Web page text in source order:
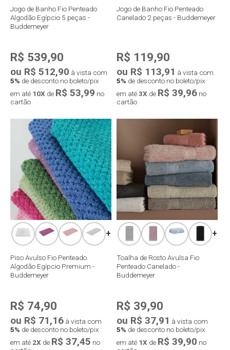
Jogo de Banho Fio Penteado
Algodão Egípcio 5 peças -
Buddemeyer
R$ 539,90
ou R$ 512,90 à vista com
5% de desconto no boleto/pix
em até 10X de R$ 53,99 no
cartão
Compra rápida
Jogo de Banho Fio Penteado
Canelado 2 peças - Buddemeyer
R$ 119,90
ou R$ 113,91 à vista com
5% de desconto no boleto/pix
em até3X de R$ 39,96 no
cartão
Compra rápida
+
Piso Avulso Fio Penteado
Algodão Egípcio Premium -
Buddemeyer
R$ 74,90
ou R$ 71,16 à vista com
5% de desconto no boleto/pix
em até 2X de R$ 37,45 no
+
Toalha de Rosto Avulsa Fio
Penteado Canelado -
Buddemeyer
R$ 39,90
ou R$ 37,91 à vista com
5% de desconto no boleto/pix
em até 1X de R$ 39,90 no